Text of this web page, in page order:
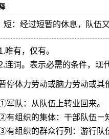
短：经过短暂的休息，队伍
唯有，仅有。
连词。表示必需的条件，现
停体力劳动或脑力劳动或其
军队：从队伍上转业回来。
有组织的集体：干部队伍ㄧ
有组织的群众行列：游行队